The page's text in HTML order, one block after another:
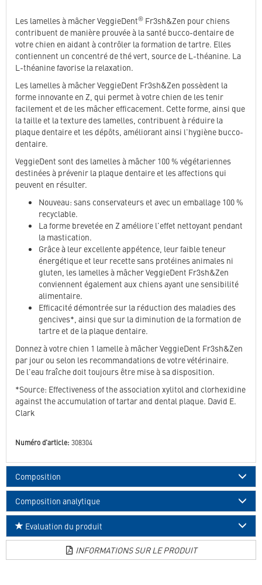
Les lamelles à mâcher VeggieDent® Fr3sh&Zen pour chiens
contribuent de manière prouvée à la santé bucco-dentaire de
votre chien en aidant à contrôler la formation de tartre. Elles
contiennent un concentré de thé vert, source de L-théanine. La
L-théanine favorise la relaxation.
Les lamelles à mâcher VeggieDent Fr3sh&Zen possèdent la
forme innovante en Z, qui permet à votre chien de les tenir
facilement et de les mâcher efficacement. Cette forme, ainsi que
la taille et la texture des lamelles, contribuent à réduire la
plaque dentaire et les dépôts, améliorant ainsi l'hygiène bucco-
dentaire.
VeggieDent sont des lamelles à mâcher 100 % végétariennes
destinées à prévenir la plaque dentaire et les affections qui
peuvent en résulter.
Nouveau: sans conservateurs et avec un emballage 100 %
recyclable.
La forme brevetée en Z améliore l'effet nettoyant pendant
la mastication.
Grâce à leur excellente appétence, leur faible teneur
énergétique et leur recette sans protéines animales ni
gluten, les lamelles à mâcher VeggieDent Fr3sh&Zen
conviennent également aux chiens ayant une sensibilité
alimentaire.
Efficacité démontrée sur la réduction des maladies des
gencives*, ainsi que sur la diminution de la formation de
tartre et de la plaque dentaire.
Donnez à votre chien 1 lamelle à mâcher VeggieDent Fr3sh&Zen
par jour ou selon les recommandations de votre vétérinaire.
De l'eau fraîche doit toujours être mise à sa disposition.
*Source: Effectiveness of the association xylitol and clorhexidine
against the accumulation of tartar and dental plaque. David E.
Clark
Numéro d'article: 308304
Composition
Composition analytique
Evaluation du produit
INFORMATIONS SUR LE PRODUIT